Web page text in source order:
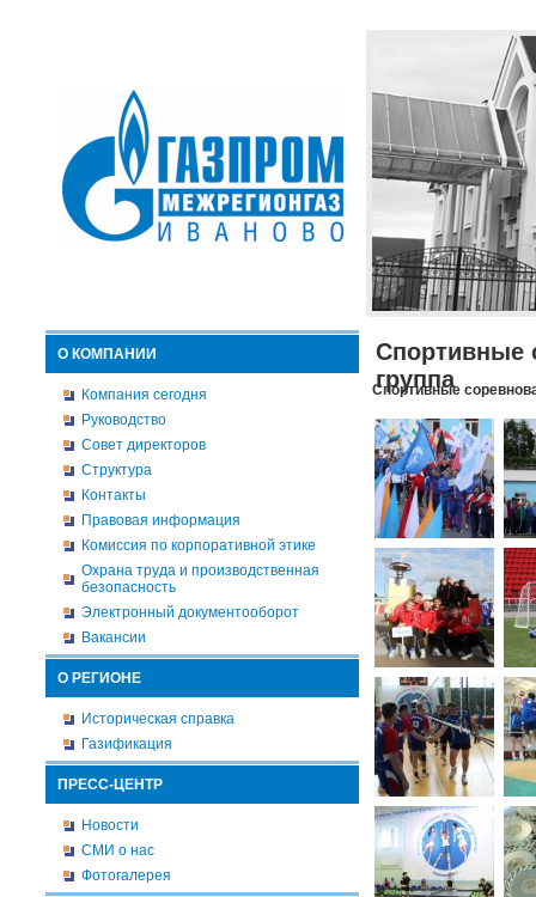
О КОМПАНИИ
Компания сегодня
Руководство
Совет директоров
Структура
Контакты
Правовая информация
Комиссия по корпоративной этике
Охрана труда и производственная
безопасность
Электронный документооборот
Вакансии
О РЕГИОНЕ
Историческая справка
Газификация
ПРЕСС-ЦЕНТР
Новости
СМИ о нас
Фотогалерея
Спортивные
группа
Спортивные